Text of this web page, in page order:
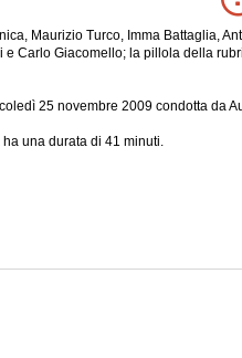
Maurizio Turco, Imma Battaglia,
e Carlo Giacomello; la pillola della
25 novembre 2009 condotta da
una durata di 41 minuti.